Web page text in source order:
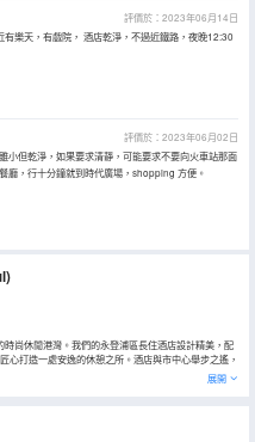
評價於：2023年06月14日
樂天，有戲院， 酒店乾淨，不過近鐵路，夜晚12:30
評價於：2023年06月02日
小但乾淨，如果要求清靜，可能要求不要向火車站那面
廳，行十分鐘就到時代廣場，shopping 方便。
尚休閒港灣。我們的永登浦區長住酒店設計精美，配
打造一處安逸的休憩之所。酒店與市中心舉步之遙，
往配備有氧運動設備和槓/啞鈴的現代化健身中心，暢
，地理位置優越，提供307個酒店內停車位和貼心的
展開